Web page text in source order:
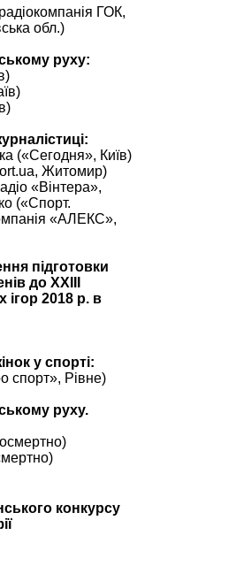
ГОК,
обл.)
руху:
(«Сегодня», Київ)
Житомир)
«Вінтера»,
(«Спорт.
«АЛЕКС»,
підготовки
до XXIII
ігор 2018 р. в
у спорті:
спорт», Рівне)
руху.
конкурсу